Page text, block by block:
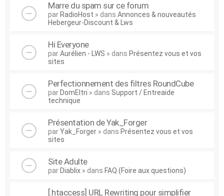
Marre du spam sur ce forum
par RadioHost » dans Annonces & nouveautés
Hebergeur-Discount & Lws
Hi Everyone
parAurélien - LWS » dans Présentez vous et vos
sites
Perfectionnement des filtres RoundCube
par DomEltri » dans Support / Entreaide
technique
Présentation de Yak_Forger
parYak_Forger » dans Présentez vous et vos
sites
Site Adulte
par Diablix » dans FAQ (Foire aux questions)
[.htaccess] URL Rewriting pour simplifier